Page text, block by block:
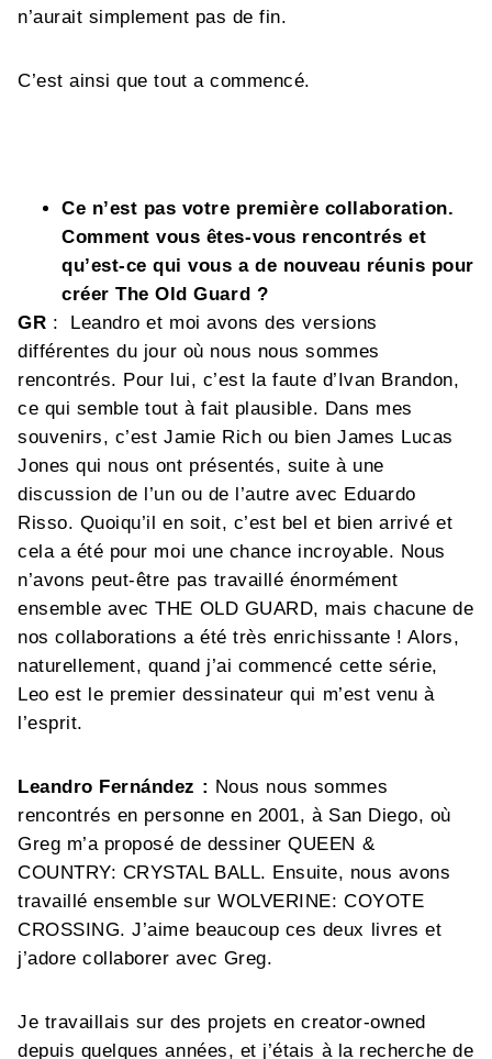
n’aurait simplement pas de fin.
C’est ainsi que tout a commencé.
Ce n’est pas votre première collaboration.
Comment vous êtes-vous rencontrés et
qu’est-ce qui vous a de nouveau réunis pour
créer The Old Guard ?
GR : Leandro et moi avons des versions
différentes du jour où nous nous sommes
rencontrés. Pour lui, c’est la faute d’Ivan Brandon,
ce qui semble tout à fait plausible. Dans mes
souvenirs, c’est Jamie Rich ou bien James Lucas
Jones qui nous ont présentés, suite à une
discussion de l’un ou de l’autre avec Eduardo
Risso. Quoiqu’il en soit, c’est bel et bien arrivé et
cela a été pour moi une chance incroyable. Nous
n’avons peut-être pas travaillé énormément
ensemble avec THE OLD GUARD, mais chacune de
nos collaborations a été très enrichissante ! Alors,
naturellement, quand j’ai commencé cette série,
Leo est le premier dessinateur qui m’est venu à
l’esprit.
Leandro Fernández : Nous nous sommes
rencontrés en personne en 2001, à San Diego, où
Greg m’a proposé de dessiner QUEEN &
COUNTRY: CRYSTAL BALL. Ensuite, nous avons
travaillé ensemble sur WOLVERINE: COYOTE
CROSSING. J’aime beaucoup ces deux livres et
j’adore collaborer avec Greg.
Je travaillais sur des projets en creator-owned
depuis quelques années, et j’étais à la recherche de